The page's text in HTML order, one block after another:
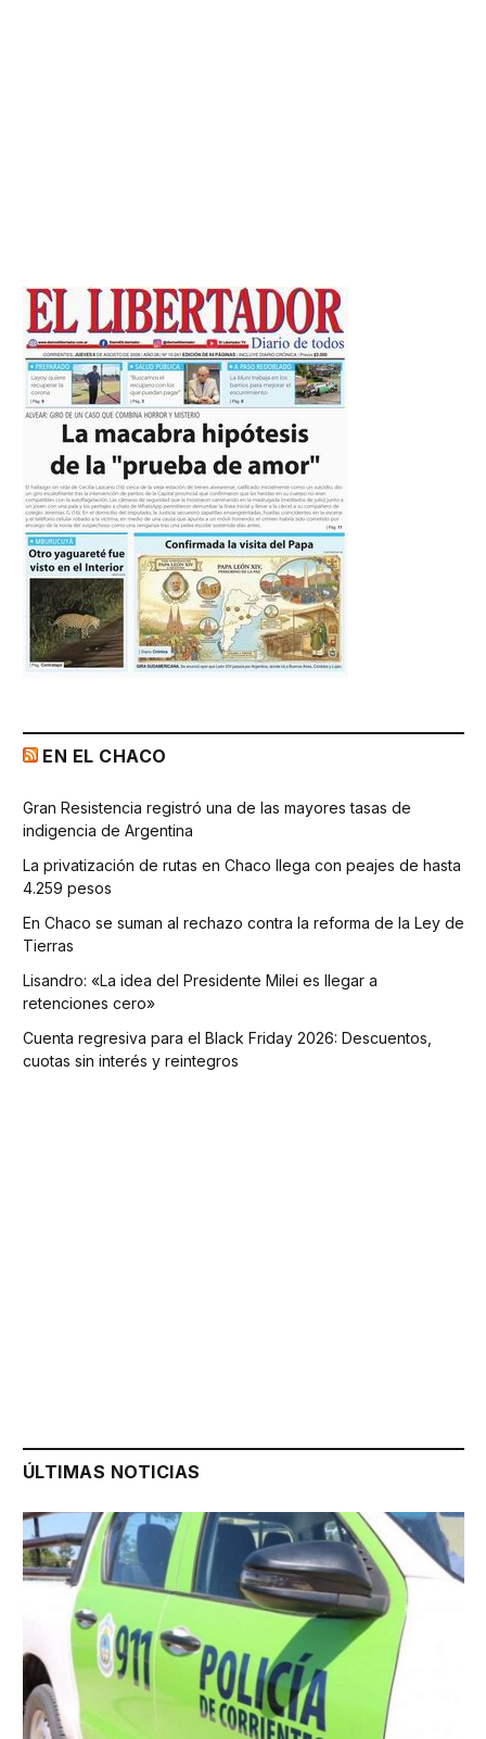
EN EL CHACO
Gran Resistencia registró una de las mayores tasas de
indigencia de Argentina
La privatización de rutas en Chaco llega con peajes de hasta
4.259 pesos
En Chaco se suman al rechazo contra la reforma de la Ley de
Tierras
Lisandro: «La idea del Presidente Milei es llegar a
retenciones cero»
Cuenta regresiva para el Black Friday 2026: Descuentos,
cuotas sin interés y reintegros
ÚLTIMAS NOTICIAS